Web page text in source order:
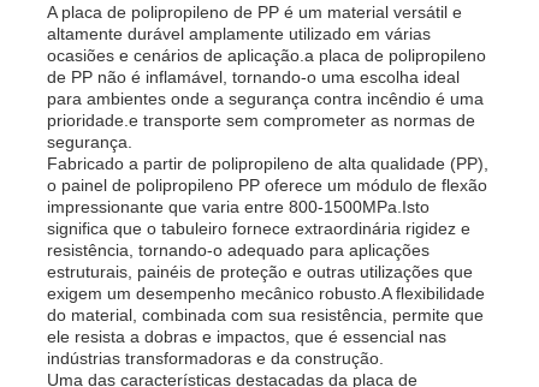
A placa de polipropileno de PP é um material versátil e
altamente durável amplamente utilizado em várias
ocasiões e cenários de aplicação.a placa de polipropileno
de PP não é inflamável, tornando-o uma escolha ideal
para ambientes onde a segurança contra incêndio é uma
prioridade.e transporte sem comprometer as normas de
segurança.
Fabricado a partir de polipropileno de alta qualidade (PP),
o painel de polipropileno PP oferece um módulo de flexão
impressionante que varia entre 800-1500MPa.Isto
significa que o tabuleiro fornece extraordinária rigidez e
resistência, tornando-o adequado para aplicações
estruturais, painéis de proteção e outras utilizações que
exigem um desempenho mecânico robusto.A flexibilidade
do material, combinada com sua resistência, permite que
ele resista a dobras e impactos, que é essencial nas
indústrias transformadoras e da construção.
Uma das características destacadas da placa de